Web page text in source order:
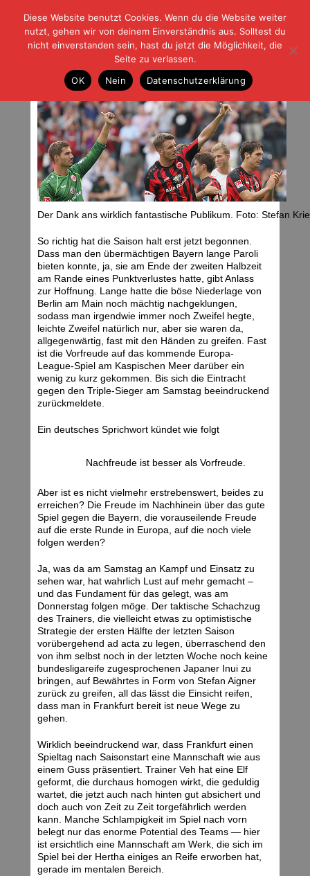
| | |BLOG-GFußball und der Rest
HOME|REGELN|IMPRESSUM |DATENSCHUTZ
Lust auf August
Montag, 19.08.13 | 04:51 Uhr
Der Dank ans wirklich fantastische Publikum. Foto: Stefan
So richtig hat die Saison halt erst jetzt begonnen.
Dass man den übermächtigen Bayern lange Paroli
bieten konnte, ja, sie am Ende der zweiten Halbzeit
am Rande eines Punktverlustes hatte, gibt Anlass
zur Hoffnung. Lange hatte die böse Niederlage von
Berlin am Main noch mächtig nachgeklungen,
sodass man irgendwie immer noch Zweifel hegte,
leichte Zweifel natürlich nur, aber sie waren da,
allgegenwärtig, fast mit den Händen zu greifen. Fast
ist die Vorfreude auf das kommende Europa-
League-Spiel am Kaspischen Meer darüber ein
wenig zu kurz gekommen. Bis sich die Eintracht
gegen den Triple-Sieger am Samstag beeindruckend
zurückmeldete.
Ein deutsches Sprichwort kündet wie folgt
Nachfreude ist besser als Vorfreude.
Aber ist es nicht vielmehr erstrebenswert, beides zu
erreichen? Die Freude im Nachhinein über das gute
Spiel gegen die Bayern, die vorauseilende Freude
auf die erste Runde in Europa, auf die noch viele
folgen werden?
Ja, was da am Samstag an Kampf und Einsatz zu
sehen war, hat wahrlich Lust auf mehr gemacht –
und das Fundament für das gelegt, was am
Donnerstag folgen möge. Der taktische Schachzug
des Trainers, die vielleicht etwas zu optimistische
Strategie der ersten Hälfte der letzten Saison
vorübergehend ad acta zu legen, überraschend den
von ihm selbst noch in der letzten Woche noch keine
bundesligareife zugesprochenen Japaner Inui zu
bringen, auf Bewährtes in Form von Stefan Aigner
zurück zu greifen, all das lässt die Einsicht reifen,
dass man in Frankfurt bereit ist neue Wege zu
gehen.
Wirklich beeindruckend war, dass Frankfurt einen
Spieltag nach Saisonstart eine Mannschaft wie aus
einem Guss präsentiert. Trainer Veh hat eine Elf
geformt, die durchaus homogen wirkt, die geduldig
wartet, die jetzt auch nach hinten gut absichert und
doch auch von Zeit zu Zeit torgefährlich werden
kann. Manche Schlampigkeit im Spiel nach vorn
belegt nur das enorme Potential des Teams — hier
ist ersichtlich eine Mannschaft am Werk, die sich im
Spiel bei der Hertha einiges an Reife erworben hat,
gerade im mentalen Bereich.
Diese Website benutzt Cookies. Wenn du die Website weiter
nutzt, gehen wir von deinem Einverständnis aus. Solltest du
nicht einverstanden sein, hast du jetzt die Möglichkeit, die
Seite zu verlassen.
OK
Nein Datenschutzerklärung